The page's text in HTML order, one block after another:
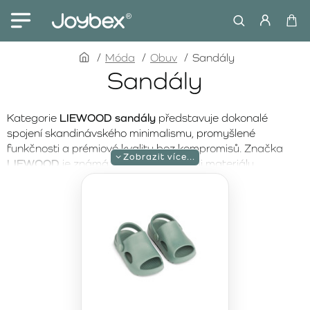
Sandály
homeMóda Obuv Sandály
Kategorie LIEWOOD sandály představuje dokonalé
spojení skandinávského minimalismu, promyšlené
funkčnosti a prémiové kvality bez kompromisů. Značka
LIEWOOD je známá pečlivě vybranými materiály,
precizním zpracováním a nadčasovým designem, který
stabilitu a zajišťoval maximální pohodlí během celodenního
Teplé letní dny vyžadují lehkou, prodyšnou a spolehlivou
Sandály LIEWOODjsou ideální volbou na dovolenou